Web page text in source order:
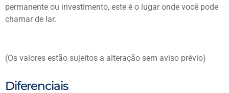
permanente ou investimento, este é o lugar onde você pode
chamar de lar.
(Os valores estão sujeitos a alteração sem aviso prévio)
Diferenciais